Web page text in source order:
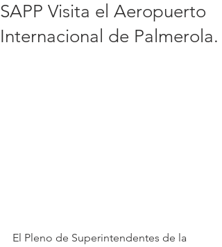
SAPP Visita el Aeropuerto
Internacional de Palmerola.
El Pleno de Superintendentes de la